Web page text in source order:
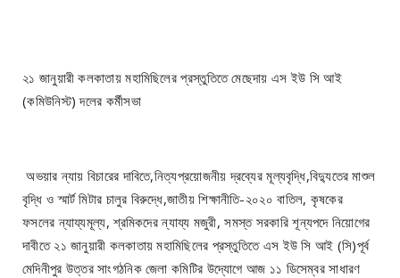
২১ জানুয়ারী কলকাতায় মহামিছিলের প্রস্তুতিতে মেছেদায় এস ইউ সি আই
(কমিউনিস্ট) দলের কর্মীসভা
অভয়ার ন্যায় বিচারের দাবিতে,নিত্যপ্রয়োজনীয় দ্রব্যের মূল্যবৃদ্ধি,বিদ্যুতের মাশুল
বৃদ্ধি ও স্মার্ট মিটার চালুর বিরুদ্ধে,জাতীয় শিক্ষানীতি-২০২০ বাতিল, কৃষকের
ফসলের ন্যায্যমূল্য, শ্রমিকদের ন্যায্য মজুরী, সমস্ত সরকারি শূন্যপদে নিয়োগের
দাবীতে ২১ জানুয়ারী কলকাতায় মহামিছিলের প্রস্তুতিতে এস ইউ সি আই (সি)পূর্ব
মেদিনীপুর উত্তর সাংগঠনিক জেলা কমিটির উদ্যোগে আজ ১১ ডিসেম্বর সাধারণ